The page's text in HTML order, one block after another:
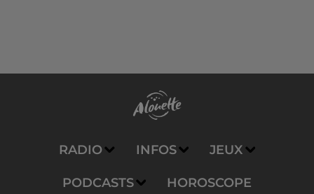
RADIO INFOS JEUX
PODCASTS HOROSCOPE